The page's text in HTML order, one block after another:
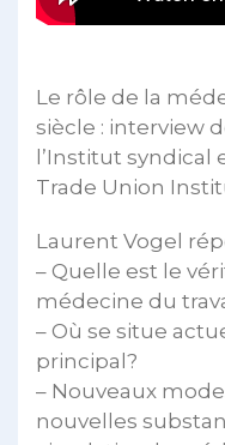
Le rôle de la
siècle : interview
l’Institut
Trade Union
Laurent Vogel
– Quelle est le
médecine du
– Où se situe
principal?
– Nouveaux
nouvelles